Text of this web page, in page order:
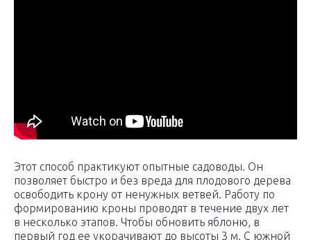
Этот способ практикуют опытные садоводы. Он
позволяет быстро и без вреда для плодового дерева
освободить крону от ненужных ветвей. Работу по
формированию кроны проводят в течение двух лет
в несколько этапов. Чтобы обновить яблоню, в
первый год ее укорачивают до высоты 3 м. С южной